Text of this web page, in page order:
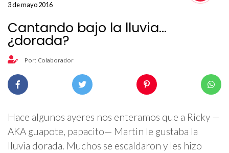
3 de mayo 2016
Cantando bajo la lluvia...
¿dorada?
Por: Colaborador
Hace algunos ayeres nos enteramos que a Ricky —
AKA guapote, papacito— Martin le gustaba la
lluvia dorada. Muchos se escaldaron y les hizo